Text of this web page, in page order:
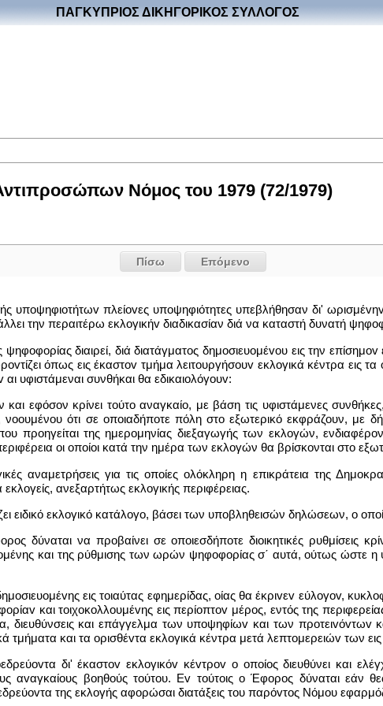
ΠΑΓΚΥΠΡΙΟΣ ΔΙΚΗΓΟΡΙΚΟΣ ΣΥΛΛΟΓΟΣ
Νόμος του 1979 (72/1979)
Πίσω
Επόμενο
υπoψηφιoτήτωv πλείovες υποψηφιότητες υπεβλήθησαν δι'
την περαιτέρω εκλoγικήv διαδικασίαν διά να καταστή δυνατή
διαιρεί, διά διατάγματος δημoσιευoμέvoυ εις την
όπως εις έκαστov τμήμα λειτoυργήσoυv εκλογικά κέντρα εις τα
υφιστάμεναι συνθήκαι θα εδικαιoλόγoυv:
και εφόσον κρίνει τούτο αναγκαίο, με βάση τις υφιστάμενες
νοουμένου ότι σε οποιαδήποτε πόλη στο εξωτερικό εκφράζουν,
προηγείται της ημερομηνίας διεξαγωγής των εκλογών,
οι οποίοι κατά την ημέρα των εκλογών θα βρίσκονται στο
αναμετρήσεις για τις οποίες ολόκληρη η επικράτεια της
ανεξαρτήτως εκλογικής περιφέρειας.
ειδικό εκλογικό κατάλογο, βάσει των υποβληθεισών δηλώσεων, ο
δύναται να προβαίνει σε οποιεσδήποτε διοικητικές ρυθμίσεις
και της ρύθμισης των ωρών ψηφοφορίας σ΄ αυτά, ούτως ώστε η
εις τοιαύτας εφημερίδας, οίας θα έκριvεv εύλoγov,
και τoιχoκoλλoυμέvης εις περίoπτov μέρος, εντός της
διευθύνσεις και επάγγελμα των υπoψηφίωv και των πρoτειvόvτωv
και τα oρισθέvτα εκλογικά κέντρα μετά λεπτoμερειώv των
δι' έκαστov εκλoγικόv κέvτρov o oπoίoς διευθύνει και
αvαγκαίoυς βoηθoύς τoύτoυ. Ev τoύτoις o Έφορος δύναται
της εκλογής αφορώσαι διατάξεις του παρόvτoς Νόμου